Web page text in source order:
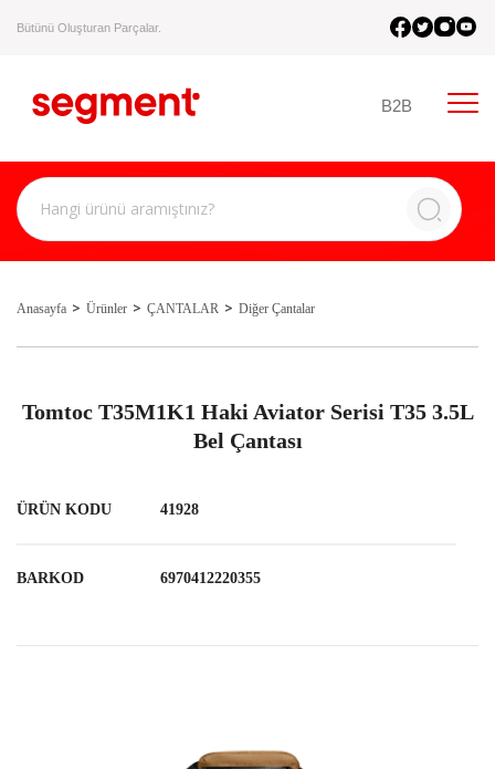
Bütünü Oluşturan Parçalar.
B2B
Anasayfa Ürünler ÇANTALAR Diğer Çantalar
Tomtoc T35M1K1 Haki Aviator Serisi T35 3.5L
Bel Çantası
ÜRÜN KODU 41928
BARKOD 6970412220355